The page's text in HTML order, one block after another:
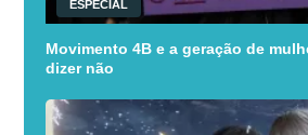
ESPECIAL
Movimento 4B e a geração de
dizer não